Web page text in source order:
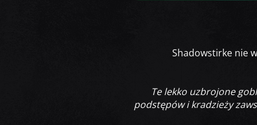
Shadowstirke nie
Te lekko uzbrojone
podstępów i kradzieży